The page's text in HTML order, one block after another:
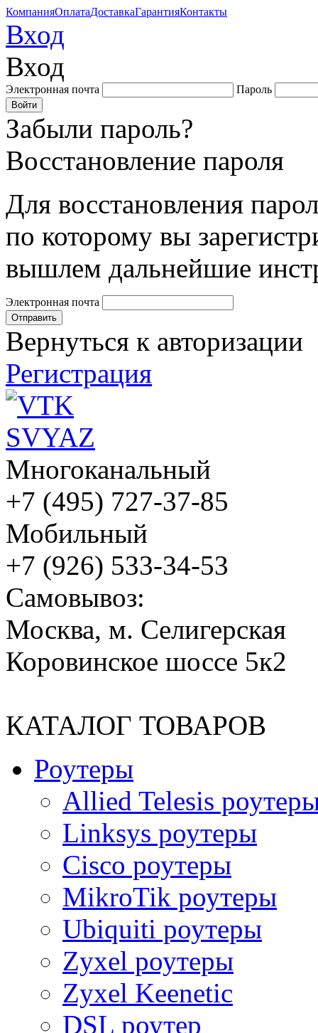
КомпанияОплатаДоставкаГарантияКонтакты
Вход
Вход
Электронная почта Пароль
Забыли пароль?
Восстановление пароля
Для восстановления
по которому вы
вышлем дальнейшие
Электронная почта
Вернуться к авторизации
Регистрация
Многоканальный
+7 (495) 727-37-85
Мобильный
+7 (926) 533-34-53
Cамовывоз:
Москва, м. Селигерская
Коровинское шоссе 5к2
КАТАЛОГ ТОВАРОВ
Роутеры
Allied Telesis
Linksys роутеры
Cisco роутеры
MikroTik роутеры
Ubiquiti роутеры
Zyxel роутеры
Zyxel Keenetic
DSL роутер